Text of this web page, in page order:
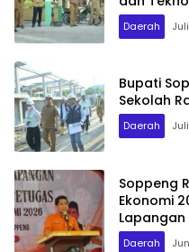
Daerah
Bupati
Sekolah
Daerah
Soppeng
Ekonomi
Lapangan
Daerah